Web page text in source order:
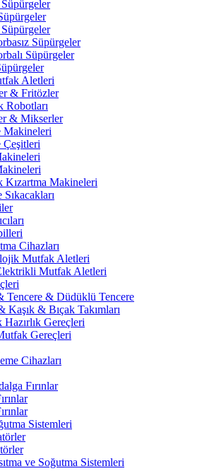
Süpürgeler
Süpürgeler
Aletleri
& Fritözler
Robotları
& Mikserler
Makineleri
Çeşitleri
Kızartma Makineleri
Cihazları
Mutfak Aletleri
Mutfak Aletleri
Tencere & Düdüklü Tencere
Kaşık & Bıçak Takımları
Hazırlık Gereçleri
Gereçleri
Cihazları
Fırınlar
Sistemleri
ve Soğutma Sistemleri